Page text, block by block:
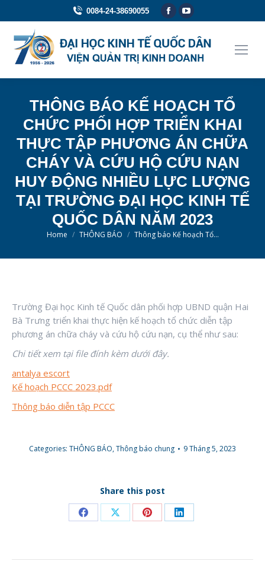
0084-24-38690055
Facebook
opens
in
YouTube
opens
in
THÔNG BÁO KẾ HOẠCH TỔ
CHỨC PHỐI HỢP TRIỂN KHAI
THỰC TẬP PHƯƠNG ÁN CHỮA
CHÁY VÀ CỨU HỘ CỨU NẠN
HUY ĐỘNG NHIỀU LỰC LƯỢNG
TẠI TRƯỜNG ĐẠI HỌC KINH TẾ
QUỐC DÂN NĂM 2023
You are here:
Home THÔNG BÁO Thông báo Kế hoạch Tổ…
Trường Đại học Kinh tế Quốc dân phối hợp UBND quận Hai
Bà Trưng triển khai thực hiện kế hoạch tổ chức diễn tập
phương án chữa cháy và cứu hộ cứu nạn, cụ thể như sau:
Chi tiết xem tại file đính kèm dưới đây.
antalya escort
Kế hoạch PCCC 2023.pdf
Thông báo diễn tập PCCC
Categories: THÔNG BÁO,Thông báo chung 9 Tháng 5, 2023
Share this post
Share Share Share Share